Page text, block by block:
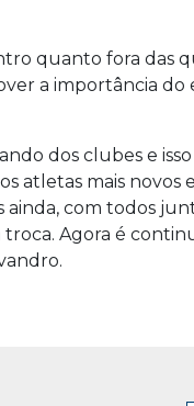
quanto fora das
a importância
dos clubes e
atletas mais novos
com todos
Agora é